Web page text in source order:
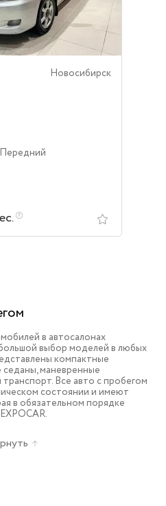
Новосибирск
в автосалонах
выбор моделей в любых
компактные
маневренные
Все авто с пробегом
состоянии и имеют
в обязательном порядке